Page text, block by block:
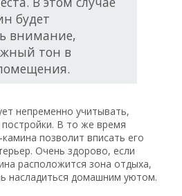
будет
внимание,
тон в
непременно учитывать,
В то же время
позволит вписать его
Очень здорово, если
расположится зона отдыха,
насладиться домашним уютом.